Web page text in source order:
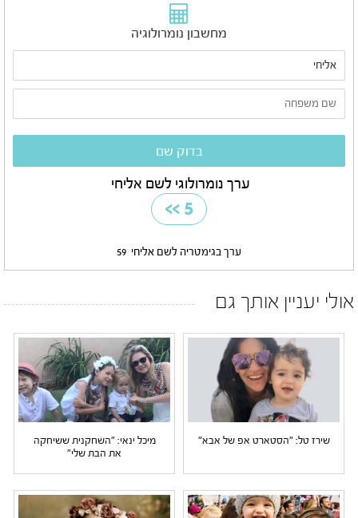
מחשבון נומרולוגיה
ערך נומרולוגי לשם אליחי
5
>>
ערך בגימטריה לשם אליחי 59
אולי יעניין אותך גם
שירז טל: "הסטארט אפ של אבא"
מיכל ינאי: "השחקנית ששיחקה
את הבת שלי"